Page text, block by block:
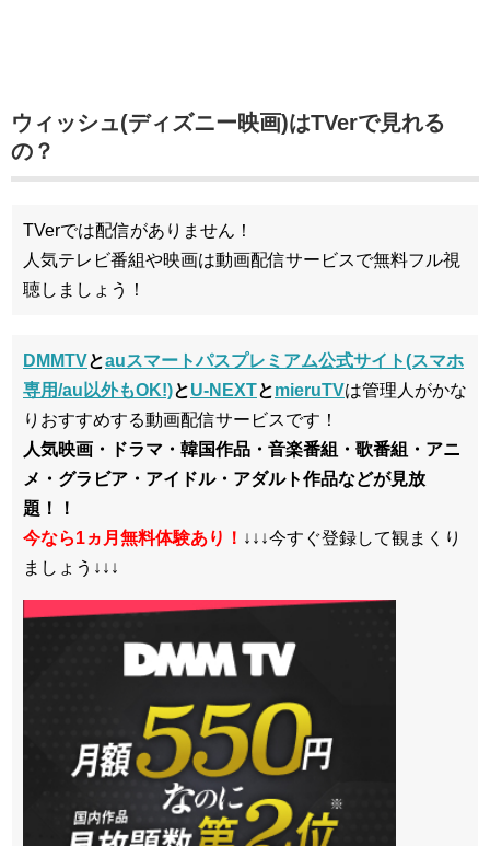
ウィッシュ(ディズニー映画)はTVerで見れる
の？
TVerでは配信がありません！
人気テレビ番組や映画は動画配信サービスで無料フル視
聴しましょう！
DMMTVとauスマートパスプレミアム公式サイト(スマホ
専用/au以外もOK!)とU-NEXTとmieruTVは管理人がかな
りおすすめする動画配信サービスです！
人気映画・ドラマ・韓国作品・音楽番組・歌番組・アニ
メ・グラビア・アイドル・アダルト作品などが見放
題！！
今なら1ヵ月無料体験あり！ ↓↓↓今すぐ登録して観まくり
ましょう↓↓↓